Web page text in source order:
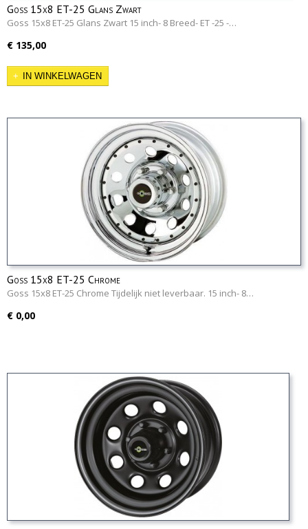
Goss 15x8 ET-25 Glans Zwart
Goss 15x8 ET-25 Glans Zwart 15 inch- 8 Breed- ET -25 -…
€ 135,00
IN WINKELWAGEN
Goss 15x8 ET-25 Chrome
Goss 15x8 ET-25 Chrome Tijdelijk niet leverbaar. 15 inch- 8…
€ 0,00